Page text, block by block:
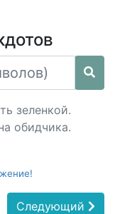
зеленкой.
обидчика.
Следующий